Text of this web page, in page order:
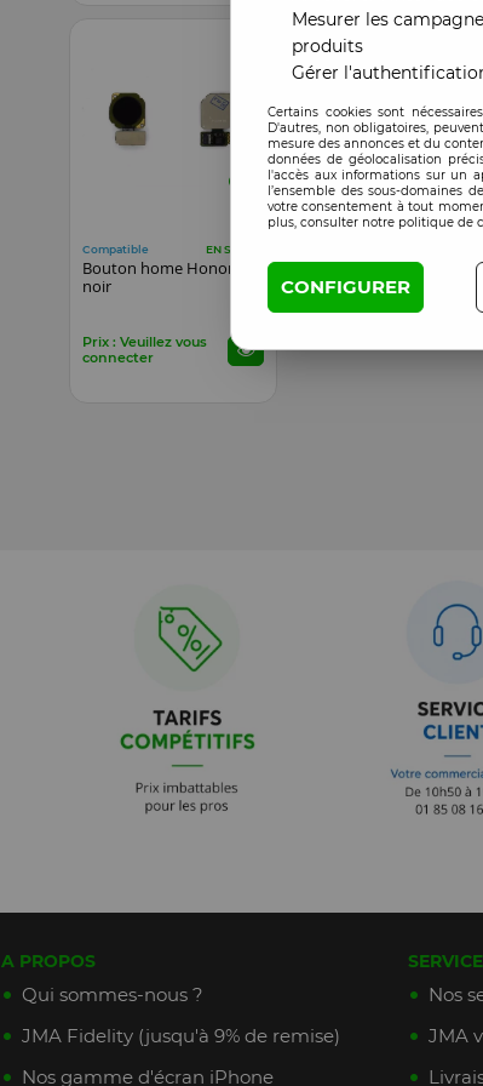
Compatible EN STOCK
Bouton home Honor 8X
noir
Prix : Veuillez vous
connecter
A PROPOS
Qui sommes-nous ?
JMA Fidelity (jusqu'à 9% de remise)
Nos gamme d'écran iPhone
Nos
JMA
Mesurer les
produits
Gérer
Certains cookies sont
D'autres, non obligatoires,
mesure des annonces et du
données de géolocalisation
l'accès aux informations sur un
l’ensemble des sous-domaines
votre consentement à tout
plus, consulter notre politique de
CONFIGURER